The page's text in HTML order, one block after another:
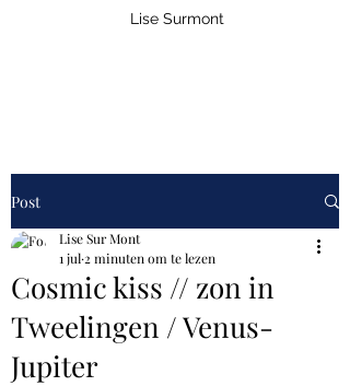
Lise Surmont
Post
Cosmic kiss // zon in
Tweelingen / Venus-
Jupiter
Lise Sur Mont
1 jul 2 minuten om te lezen